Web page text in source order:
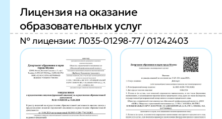
Лицензия на оказание
образовательных услуг
№ лицензии: Л035-01298-77/ 01242403